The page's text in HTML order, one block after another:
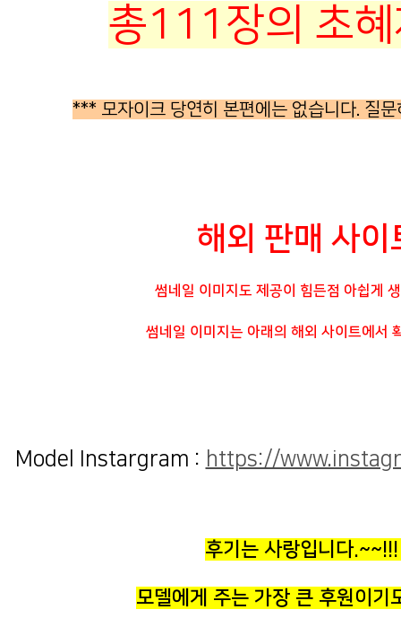
총111장의 초
*** 모자이크 당연히 본편에는 없습니다. 질
해외 판매 사이
썸네일 이미지도 제공이 힘든점 아쉽게
썸네일 이미지는 아래의 해외 사이트에서
Model Instargram : https://
후기는 사랑입니다
모델에게 주는 가장 큰 후원이기